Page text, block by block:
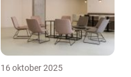
16 oktober 2025